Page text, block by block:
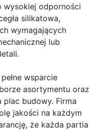
wysokiej odporności
silikatowa,
wymagających
lub
wsparcie
asortymentu oraz
budowy. Firma
jakości na każdym
że każda partia